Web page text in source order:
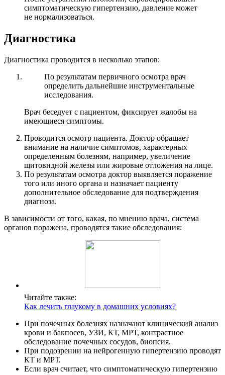
симптоматическую гипертензию, давление может
не нормализоваться.
Диагностика
Диагностика проводится в несколько этапов:
По результатам первичного осмотра врач
определить дальнейшие инструментальные
исследования.
Врач беседует с пациентом, фиксирует жалобы на
имеющиеся симптомы.
Проводится осмотр пациента. Доктор обращает
внимание на наличие симптомов, характерных
определенным болезням, например, увеличение
щитовидной железы или жировые отложения на лице.
По результатам осмотра доктор выявляется поражение
того или иного органа и назначает пациенту
дополнительное обследование для подтверждения
диагноза.
В зависимости от того, какая, по мнению врача, система
органов поражена, проводятся такие обследования:
Читайте также:
Как лечить глаукому в домашних условиях?
При почечных болезнях назначают клинический анализ
крови и бакпосев, УЗИ, КТ, МРТ, контрастное
обследование почечных сосудов, биопсия.
При подозрении на нейрогенную гипертензию проводят
КТ и МРТ.
Если врач считает, что симптоматическую гипертензию